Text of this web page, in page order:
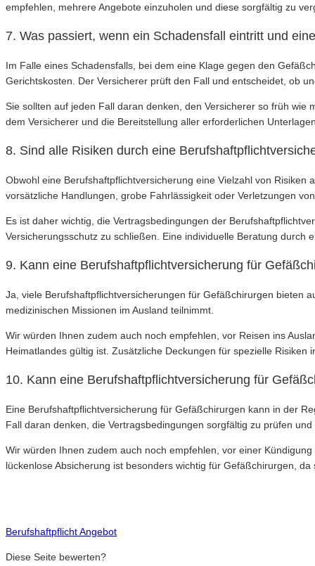
empfehlen, mehrere Angebote einzuholen und diese sorgfältig zu
7. Was passiert, wenn ein Schadensfall eintritt und
Im Falle eines Schadensfalls, bei dem eine Klage gegen den
Gerichtskosten. Der Versicherer prüft den Fall und entscheidet, ob
Sie sollten auf jeden Fall daran denken, den Versicherer so früh
dem Versicherer und die Bereitstellung aller erforderlichen
8. Sind alle Risiken durch eine
Obwohl eine Berufshaftpflichtversicherung eine Vielzahl von
vorsätzliche Handlungen, grobe Fahrlässigkeit oder Verletzungen
Es ist daher wichtig, die Vertragsbedingungen der
Versicherungsschutz zu schließen. Eine individuelle Beratung
9. Kann eine Berufshaftpflichtversicherung für
Ja, viele Berufshaftpflichtversicherungen für Gefäßchirurgen bieten
medizinischen Missionen im Ausland teilnimmt.
Wir würden Ihnen zudem auch noch empfehlen, vor Reisen ins
Heimatlandes gültig ist. Zusätzliche Deckungen für spezielle
10. Kann eine Berufshaftpflichtversicherung für
Eine Berufshaftpflichtversicherung für Gefäßchirurgen kann in der
Fall daran denken, die Vertragsbedingungen sorgfältig zu prüfen
Wir würden Ihnen zudem auch noch empfehlen, vor einer
lückenlose Absicherung ist besonders wichtig für Gefäßchirurgen,
Berufshaftpflicht Angebot
Diese Seite bewerten?